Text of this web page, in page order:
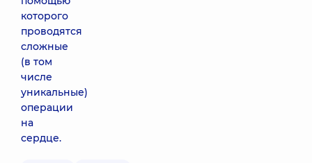
которого
проводятся
сложные
(в том
числе
уникальные)
операции
на
сердце.